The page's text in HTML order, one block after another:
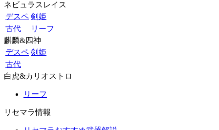
ネビュラスレイス
デスペ 剣姫
古代
リーフ
麒麟&四神
デスペ 剣姫
古代
白虎&カリオストロ
リーフ
リセマラ情報